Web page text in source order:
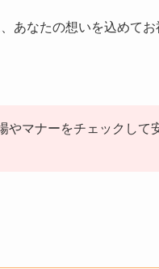
あなたの想いを込めてお
やマナーをチェックして